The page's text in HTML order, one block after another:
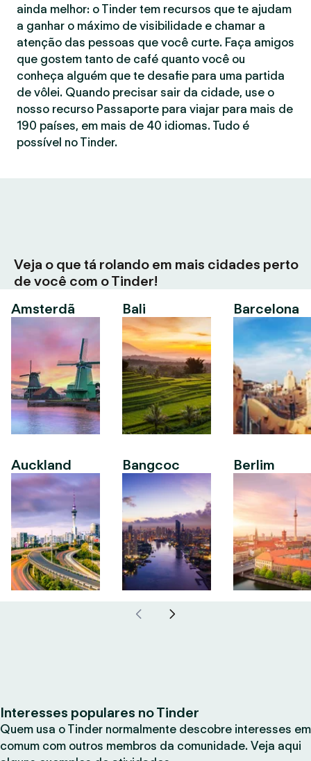
ainda melhor: o Tinder tem recursos que te ajudam
a ganhar o máximo de visibilidade e chamar a
atenção das pessoas que você curte. Faça amigos
que gostem tanto de café quanto você ou
conheça alguém que te desafie para uma partida
de vôlei. Quando precisar sair da cidade, use o
nosso recurso Passaporte para viajar para mais de
190 países, em mais de 40 idiomas. Tudo é
possível no Tinder.
Veja o que tá rolando em mais cidades perto
de você com o Tinder!
Amsterdã
Auckland
Bali
Bangcoc
Barcelona
Berlim
Interesses populares no Tinder
Quem usa o Tinder normalmente descobre interesses em
comum com outros membros da comunidade. Veja aqui